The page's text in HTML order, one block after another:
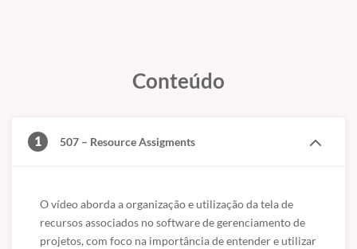
Conteúdo
1 507 – Resource Assigments
O vídeo aborda a organização e utilização da tela de
recursos associados no software de gerenciamento de
projetos, com foco na importância de entender e utilizar